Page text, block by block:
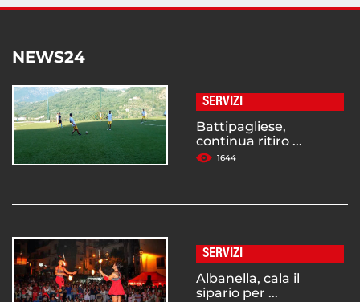
NEWS24
SERVIZI
Battipagliese,
continua ritiro ...
1644
SERVIZI
Albanella, cala il
sipario per ...